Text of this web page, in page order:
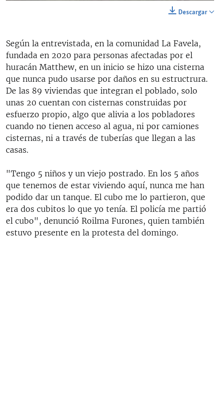
Auto 144p 240p 360p
480p 720p 1080p
144p
360p
480p
720p
1080p
Descargar
Según la entrevistada, en la comunidad La Favela,
fundada en 2020 para personas afectadas por el
huracán Matthew, en un inicio se hizo una cisterna
que nunca pudo usarse por daños en su estructrura.
De las 89 viviendas que integran el poblado, solo
unas 20 cuentan con cisternas construidas por
esfuerzo propio, algo que alivia a los pobladores
cuando no tienen acceso al agua, ni por camiones
cisternas, ni a través de tuberías que llegan a las
casas.
"Tengo 5 niños y un viejo postrado. En los 5 años
que tenemos de estar viviendo aquí, nunca me han
podido dar un tanque. El cubo me lo partieron, que
era dos cubitos lo que yo tenía. El policía me partió
el cubo", denunció Roilma Furones, quien también
estuvo presente en la protesta del domingo.